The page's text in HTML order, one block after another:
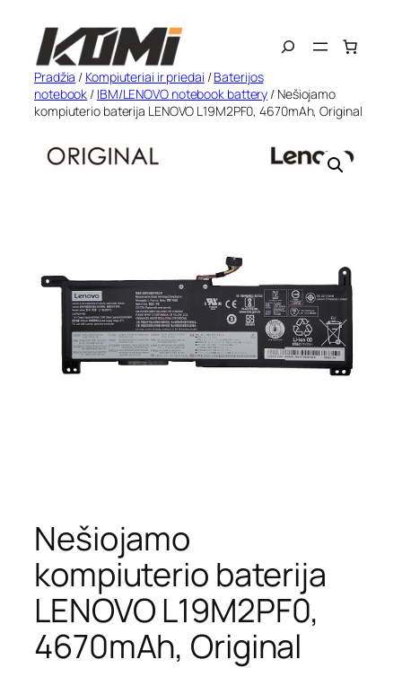
turinio
Search
Pradžia / Kompiuteriai ir priedai /Baterijos
notebook / IBM/LENOVO notebook battery / Nešiojamo
kompiuterio baterija LENOVO L19M2PF0, 4670mAh, Original
Nešiojamo
kompiuterio baterija
LENOVO L19M2PF0,
4670mAh, Original